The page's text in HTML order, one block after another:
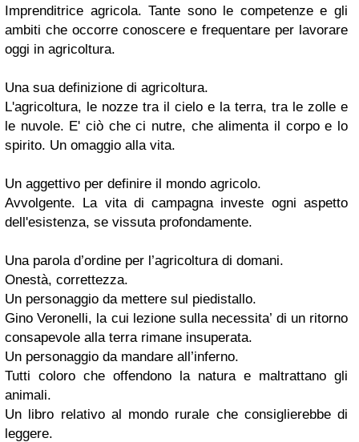
Imprenditrice agricola. Tante sono le competenze e gli
ambiti che occorre conoscere e frequentare per lavorare
oggi in agricoltura.
Una sua definizione di agricoltura.
L'agricoltura, le nozze tra il cielo e la terra, tra le zolle e
le nuvole. E' ciò che ci nutre, che alimenta il corpo e lo
spirito. Un omaggio alla vita.
Un aggettivo per definire il mondo agricolo.
Avvolgente. La vita di campagna investe ogni aspetto
dell'esistenza, se vissuta profondamente.
Una parola d’ordine per l’agricoltura di domani.
Onestà, correttezza.
Un personaggio da mettere sul piedistallo.
Gino Veronelli, la cui lezione sulla necessita’ di un ritorno
consapevole alla terra rimane insuperata.
Un personaggio da mandare all’inferno.
Tutti coloro che offendono la natura e maltrattano gli
animali.
Un libro relativo al mondo rurale che consiglierebbe di
leggere.